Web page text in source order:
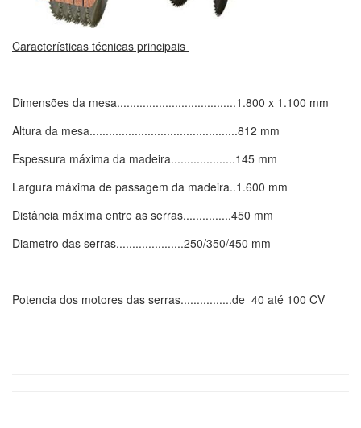
Características técnicas principais
Dimensões da mesa.....................................1.800 x 1.100 mm
Altura da mesa..............................................812 mm
Espessura máxima da madeira....................145 mm
Largura máxima de passagem da madeira..1.600 mm
Distância máxima entre as serras...............450 mm
Diametro das serras.....................250/350/450 mm
Potencia dos motores das serras................de 40 até 100 CV